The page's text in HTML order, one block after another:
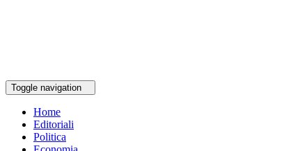
Toggle navigation
Home
Editoriali
Politica